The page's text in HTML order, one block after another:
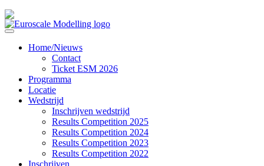
Home/Nieuws
Contact
Ticket ESM 2026
Programma
Locatie
Wedstrijd
Inschrijven wedstrijd
Results Competition 2025
Results Competition 2024
Results Competition 2023
Results Competition 2022
Inschrijven